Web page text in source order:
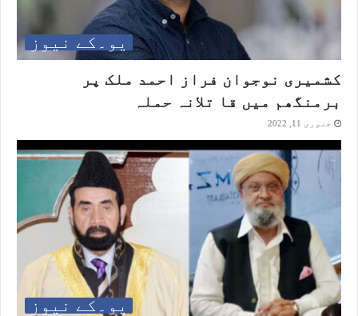
یو۔کے نیوز
کشمیری نوجوان فراز احمد ملک پر
برمنگھم میں قا تلانہ حملہ
جنوری 11, 2022
یو۔کے نیوز